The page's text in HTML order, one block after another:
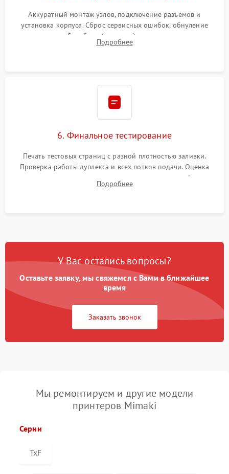
Аккуратный монтаж узлов, подключение разъемов и
установка корпуса. Сброс сервисных ошибок, обнуление
счетчиков абсорбера (памперса) или узла переноса,
обновление прошивки и программная калибровка аппарата.
Подробнее
6. Финальное тестирование
Печать тестовых страниц с разной плотностью заливки.
Проверка работы дуплекса и всех лотков подачи. Оценка
качества запекания тонера и полное отсутствие дефектов
изображения перед выдачей готового устройства.
Подробнее
У Вас остались вопросы?
Оставьте заявку, мы свяжемся с Вами в ближайшее
время
Заказать звонок
Мы ремонтируем и другие модели
принтеров Mimaki
Серии
TxF